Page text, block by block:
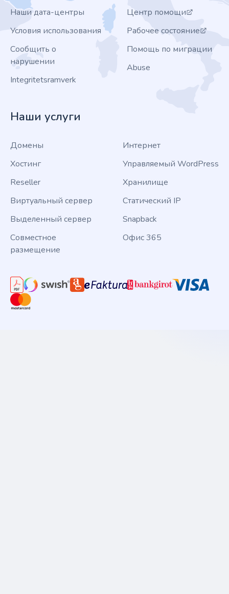
Наши дата-центры
Условия использования
Сообщить о
нарушении
Integritetsramverk
Центр помощи
Рабочее состояние
Помощь по миграции
Abuse
Наши услуги
Домены
Хостинг
Reseller
Виртуальный сервер
Выделенный сервер
Совместное
размещение
Интернет
Управляемый WordPress
Хранилище
Статический IP
Snapback
Офис 365